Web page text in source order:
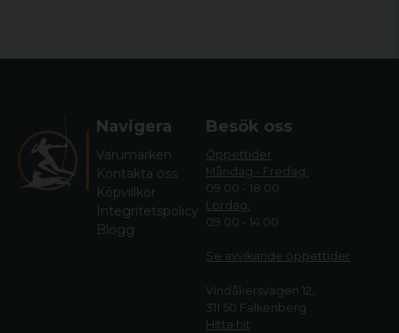
Navigera
Varumärken
Kontakta oss
Köpvillkor
Integritetspolicy
Blogg
Besök oss
Öppettider
Måndag - Fredag:
09.00 - 18.00
Lördag:
09.00 - 14.00
Se avvikande öppettider
Vindåkersvägen 12,
311 50 Falkenberg
Hitta hit